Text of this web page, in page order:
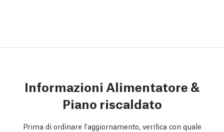
Informazioni Alimentatore &
Piano riscaldato
Prima di ordinare l'aggiornamento, verifica con quale